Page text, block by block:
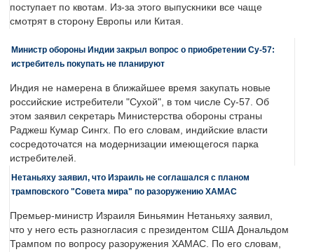
поступает по квотам. Из-за этого выпускники все чаще
смотрят в сторону Европы или Китая.
Министр обороны Индии закрыл вопрос о приобретении Су-57:
истребитель покупать не планируют
Индия не намерена в ближайшее время закупать новые
российские истребители "Сухой", в том числе Су-57. Об
этом заявил секретарь Министерства обороны страны
Раджеш Кумар Сингх. По его словам, индийские власти
сосредоточатся на модернизации имеющегося парка
истребителей.
Нетаньяху заявил, что Израиль не соглашался с планом
трамповского "Совета мира" по разоружению ХАМАС
Премьер-министр Израиля Биньямин Нетаньяху заявил,
что у него есть разногласия с президентом США Дональдом
Трампом по вопросу разоружения ХАМАС. По его словам,